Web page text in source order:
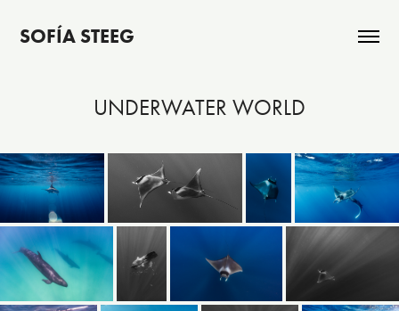
SOFÍA STEEG
UNDERWATER WORLD